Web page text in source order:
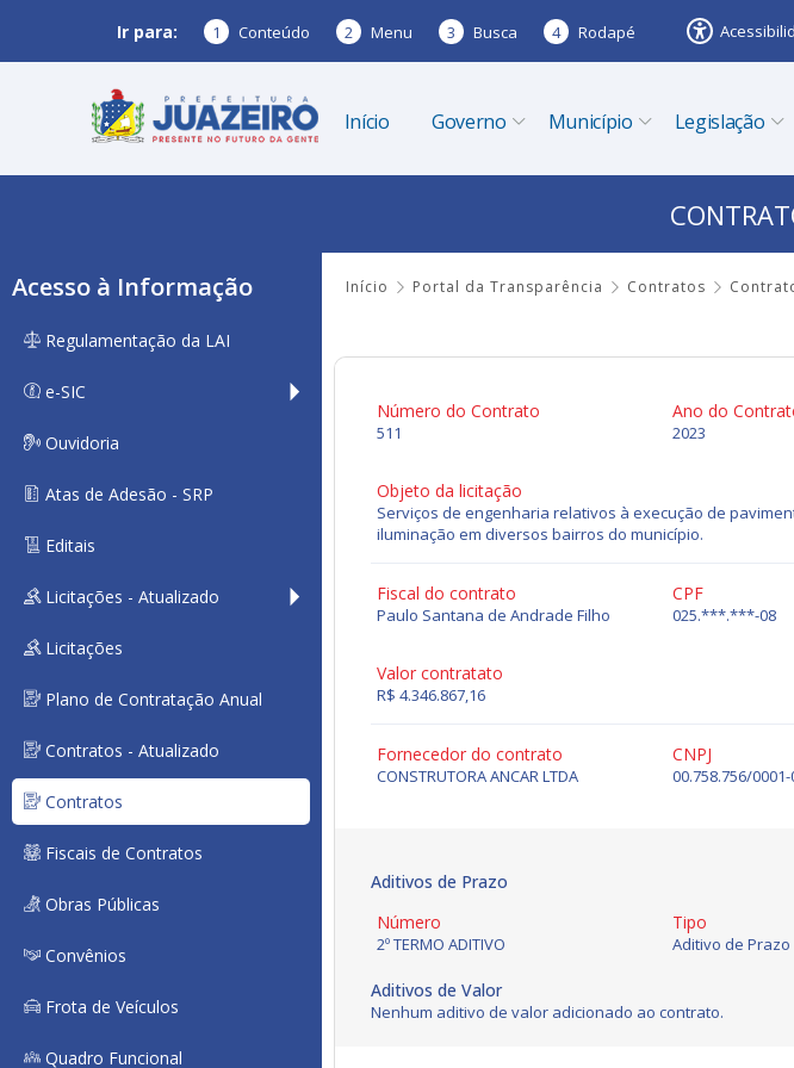
Ir para: 1 Conteúdo 2 Menu 3 Busca 4 Rodapé
Início Governo Município Legislação
Início Portal da Transparência Contratos
Acesso à Informação
Regulamentação da LAI
e-SIC
Ouvidoria
Atas de Adesão - SRP
Editais
Licitações - Atualizado
Licitações
Plano de Contratação Anual
Contratos - Atualizado
Contratos
Fiscais de Contratos
Obras Públicas
Convênios
Frota de Veículos
Quadro Funcional
Número do Contrato
511
Ano do
2023
Objeto da licitação
Serviços de engenharia relativos à execução de
iluminação em diversos bairros do município.
Fiscal do contrato
Paulo Santana de Andrade Filho
CPF
025.***.***-08
Valor contratato
R$ 4.346.867,16
Fornecedor do contrato
CONSTRUTORA ANCAR LTDA
CNPJ
00.758.756/0001-
Aditivos de Prazo
Número
2º TERMO ADITIVO
Tipo
Aditivo de Prazo
Aditivos de Valor
Nenhum aditivo de valor adicionado ao contrato.